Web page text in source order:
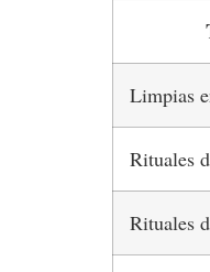
Limpias
Rituales
Rituales